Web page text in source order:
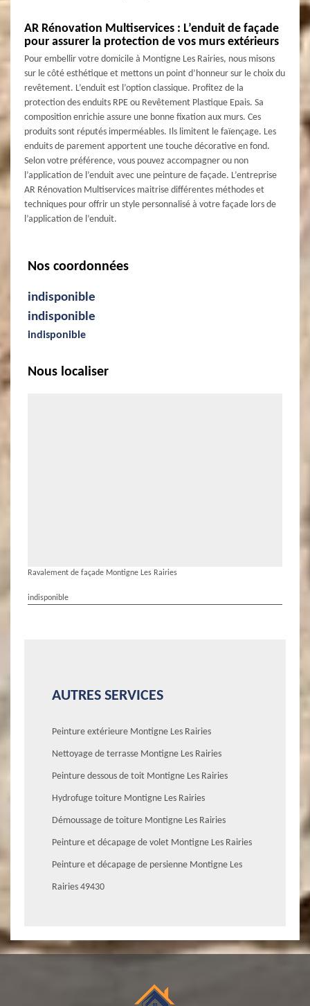
AR Rénovation Multiservices : L’enduit de façade
pour assurer la protection de vos murs extérieurs
Pour embellir votre domicile à Montigne Les Rairies, nous misons
sur le côté esthétique et mettons un point d’honneur sur le choix du
revêtement. L’enduit est l’option classique. Profitez de la
protection des enduits RPE ou Revêtement Plastique Epais. Sa
composition enrichie assure une bonne fixation aux murs. Ces
produits sont réputés imperméables. Ils limitent le faïençage. Les
enduits de parement apportent une touche décorative en fond.
Selon votre préférence, vous pouvez accompagner ou non
l’application de l’enduit avec une peinture de façade. L’entreprise
AR Rénovation Multiservices maitrise différentes méthodes et
techniques pour offrir un style personnalisé à votre façade lors de
l’application de l’enduit.
Nos coordonnées
indisponible
indisponible
indisponible
Nous localiser
Ravalement de façade Montigne Les Rairies
indisponible
AUTRES SERVICES
Peinture extérieure Montigne Les Rairies
Nettoyage de terrasse Montigne Les Rairies
Peinture dessous de toit Montigne Les Rairies
Hydrofuge toiture Montigne Les Rairies
Démoussage de toiture Montigne Les Rairies
Peinture et décapage de volet Montigne Les Rairies
Peinture et décapage de persienne Montigne Les
Rairies 49430